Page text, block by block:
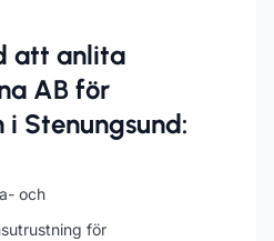
att anlita
AB för
Stenungsund:
och
för